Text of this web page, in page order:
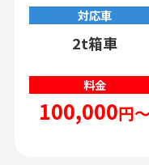
対応車
2t箱車
料金
100,000円～